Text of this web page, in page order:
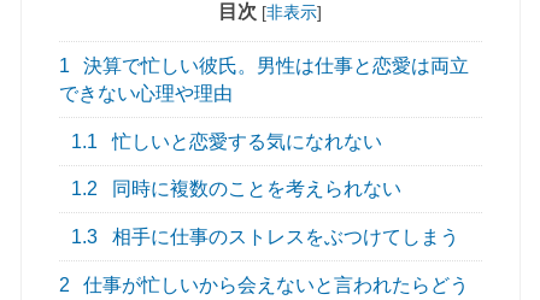
目次 [非表示]
1
決算で忙しい彼氏。男性は仕事と恋愛は両立
できない心理や理由
1.1 忙しいと恋愛する気になれない
1.2 同時に複数のことを考えられない
1.3 相手に仕事のストレスをぶつけてしまう
2
仕事が忙しいから会えないと言われたらどう